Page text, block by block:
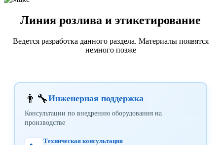
Линия розлива и этикетирование
Ведется разработка данного раздела. Материалы появятся
немного позже
👨‍🔧Инженерная поддержка
Консультации по внедрению оборудования на
производстве
Техническая консультация